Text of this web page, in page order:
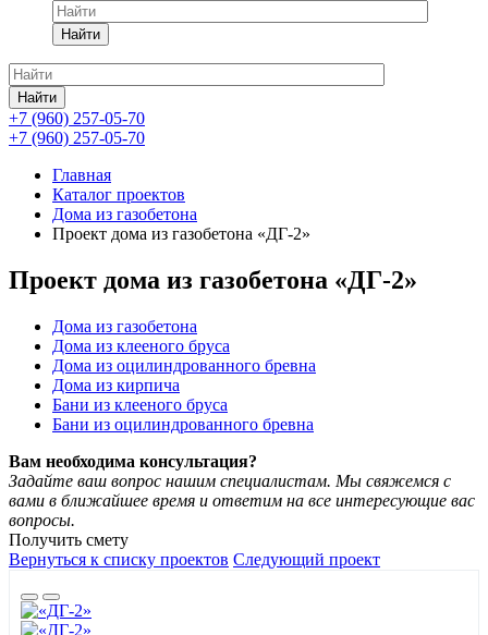
Найти
Найти
+7 (960) 257-05-70
+7 (960) 257-05-70
Главная
Каталог проектов
Дома из газобетона
Проект дома из газобетона «ДГ-2»
Проект дома из газобетона «ДГ-2»
Дома из газобетона
Дома из клееного бруса
Дома из оцилиндрованного бревна
Дома из кирпича
Бани из клееного бруса
Бани из оцилиндрованного бревна
Вам необходима консультация?
Задайте ваш вопрос нашим специалистам. Мы свяжемся с
вами в ближайшее время и ответим на все интересующие вас
вопросы.
Получить смету
Вернуться к списку проектов Следующий проект